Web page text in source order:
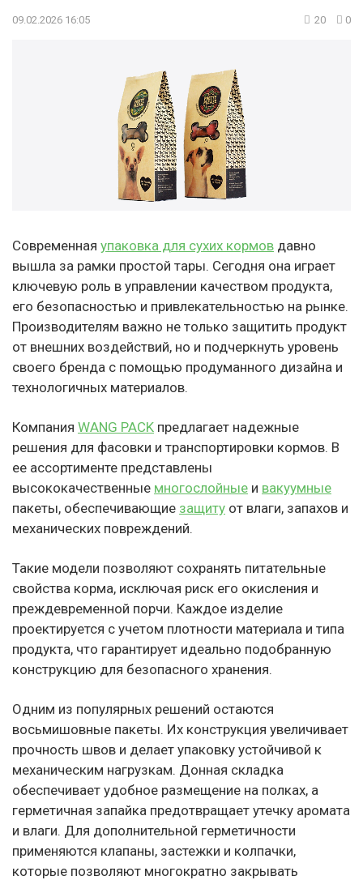
09.02.2026 16:05 20 0
Современная упаковка для сухих кормов давно
вышла за рамки простой тары. Сегодня она играет
ключевую роль в управлении качеством продукта,
его безопасностью и привлекательностью на рынке.
Производителям важно не только защитить продукт
от внешних воздействий, но и подчеркнуть уровень
своего бренда с помощью продуманного дизайна и
технологичных материалов.
Компания WANG PACK предлагает надежные
решения для фасовки и транспортировки кормов. В
ее ассортименте представлены
высококачественные многослойные и вакуумные
пакеты, обеспечивающие защиту от влаги, запахов и
механических повреждений.
Такие модели позволяют сохранять питательные
свойства корма, исключая риск его окисления и
преждевременной порчи. Каждое изделие
проектируется с учетом плотности материала и типа
продукта, что гарантирует идеально подобранную
конструкцию для безопасного хранения.
Одним из популярных решений остаются
восьмишовные пакеты. Их конструкция увеличивает
прочность швов и делает упаковку устойчивой к
механическим нагрузкам. Донная складка
обеспечивает удобное размещение на полках, а
герметичная запайка предотвращает утечку аромата
и влаги. Для дополнительной герметичности
применяются клапаны, застежки и колпачки,
которые позволяют многократно закрывать